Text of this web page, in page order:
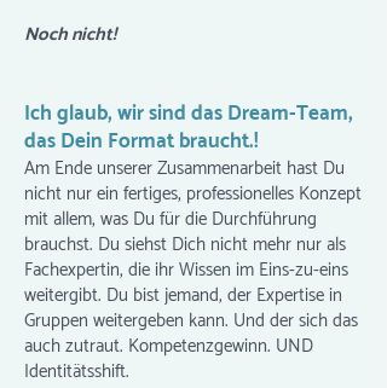
Noch nicht!
Ich glaub, wir sind das Dream-Team,
das Dein Format braucht.!
Am Ende unserer Zusammenarbeit hast Du
nicht nur ein fertiges, professionelles Konzept
mit allem, was Du für die Durchführung
brauchst. Du siehst Dich nicht mehr nur als
Fachexpertin, die ihr Wissen im Eins-zu-eins
weitergibt. Du bist jemand, der Expertise in
Gruppen weitergeben kann. Und der sich das
auch zutraut. Kompetenzgewinn. UND
Identitätsshift.